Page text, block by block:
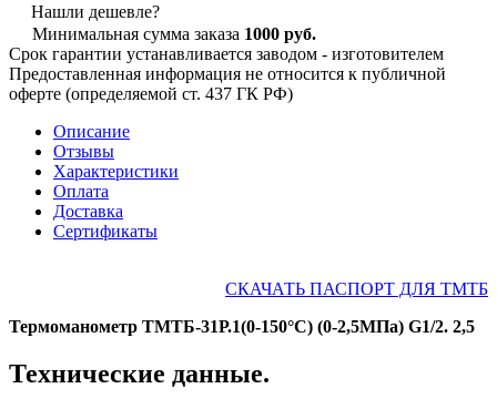
Нашли дешевле?
Минимальная сумма заказа 1000 руб.
Срок гарантии устанавливается заводом - изготовителем
Предоставленная информация не относится к публичной
оферте (определяемой ст. 437 ГК РФ)
Описание
Отзывы
Характеристики
Оплата
Доставка
Сертификаты
СКАЧАТЬ ПАСПОРТ ДЛЯ ТМТБ
Термоманометр ТМТБ-31Р.1(0-150°С) (0-2,5МПа) G1/2. 2,5
Технические данные.